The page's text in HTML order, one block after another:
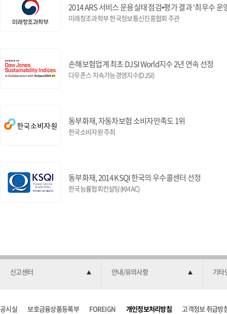
2014 ARS 서비스 운용실태 점검•평가 결과 ‘최우수 운
미래창조과학부 한국정보통신진흥협회 주관
손해보험업계 최초 DJSI World지수 2년 연속 선정
다우존스 지속가능경영지수(DJSI)
동부화재, 자동차보험 소비자만족도 1위
한국소비자원 주최
동부화재, 2014 KSQI 한국의 우수콜센터 선정
한국능률협회컨설팅(KMAC)
신고센터 안내/유의사항 기타
공시실 보호금융상품등록부 FOREIGN 개인정보처리방침 고객정보 취급방